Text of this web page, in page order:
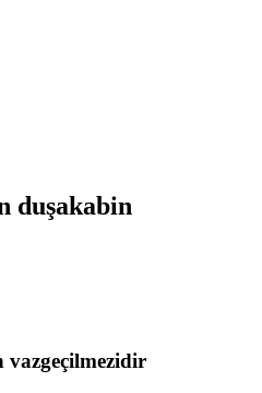
duşakabin
vazgeçilmezidir